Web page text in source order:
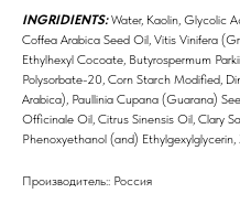
INGRIDIENTS:Water, Kaolin, Glycolic
Coffea Arabica Seed Oil, Vitis Vinifera
Ethylhexyl Cocoate, Butyrospermum
Polysorbate-20, Corn Starch Modified,
Arabica), Paullinia Cupana (Guarana)
Officinale Oil, Citrus Sinensis Oil, Clary
Phenoxyethanol (and)
Производитель:: Россия
Доставка